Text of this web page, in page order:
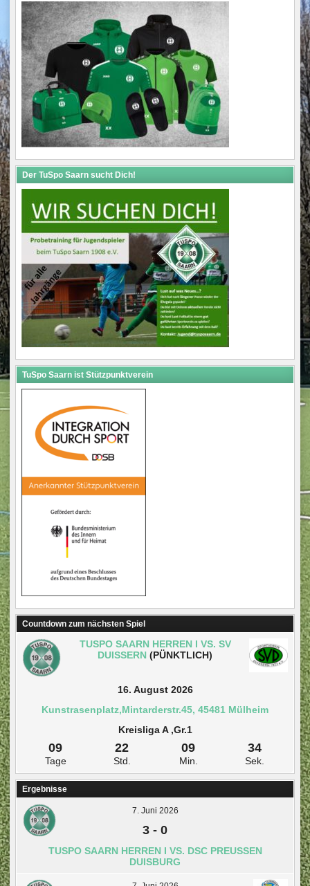
Der TuSpo Saarn sucht Dich!
TuSpo Saarn ist Stützpunktverein
Countdown zum nächsten Spiel
TUSPO SAARN HERREN I VS. SV
DUISSERN (PÜNKTLICH)
16. August 2026
Kunstrasenplatz,Mintarderstr.45, 45481 Mülheim
Kreisliga A ,Gr.1
09
Tage
22
Std.
09
Min.
33
Sek.
Ergebnisse
7. Juni 2026
3 - 0
TUSPO SAARN HERREN I VS. DSC PREUSSEN D
UISBURG